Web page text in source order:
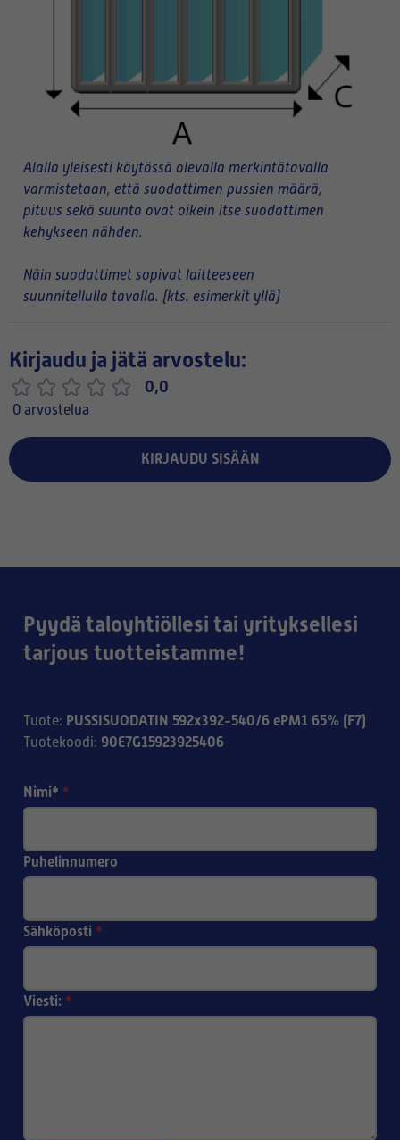
Alalla yleisesti käytössä olevalla merkintätavalla
varmistetaan, että suodattimen pussien määrä,
pituus sekä suunta ovat oikein itse suodattimen
kehykseen nähden.
Näin suodattimet sopivat laitteeseen
suunnitellulla tavalla. (kts. esimerkit yllä)
Kirjaudu ja jätä arvostelu:
0,0
0 arvostelua
KIRJAUDU SISÄÄN
Pyydä taloyhtiöllesi tai yrityksellesi
tarjous tuotteistamme!
Tuote: PUSSISUODATIN 592x392-540/6 ePM1 65% (F7)
Tuotekoodi: 90E7G15923925406
Nimi* *
Puhelinnumero
Sähköposti *
Viesti: *